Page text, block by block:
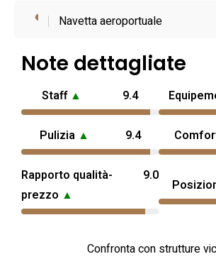
Navetta aeroportuale
Note dettagliate
Staff ▲ 9.4
Pulizia ▲ 9.4
Rapporto qualità-
prezzo ▲
9.0
Confronta con strutture